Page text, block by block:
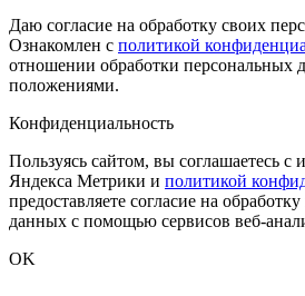
Даю согласие на обработку своих
Ознакомлен с политикой
отношении обработки персональных
положениями.
Конфиденциальность
Пользуясь сайтом, вы соглашаетесь с
Яндекса Метрики и политикой
предоставляете согласие на
данных с помощью сервисов веб-
OK